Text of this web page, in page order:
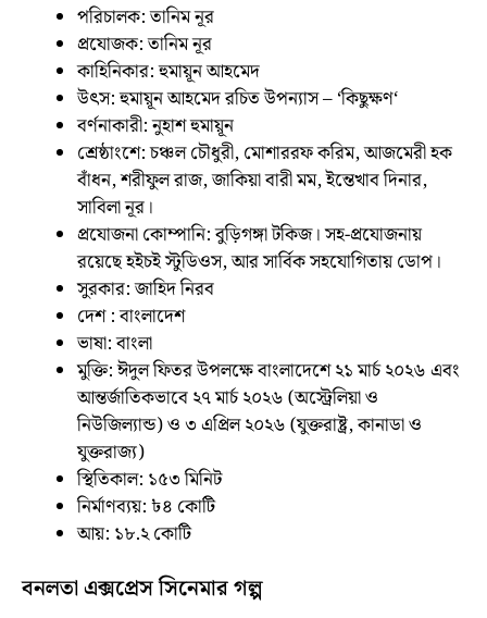
পরিচালক: তানিম নূর
প্রযোজক: তানিম নূর
কাহিনিকার: হুমায়ূন আহমেদ
উৎস: হুমায়ূন আহমেদ রচিত উপন্যাস – ‘কিছুক্ষণ‘
বর্ণনাকারী: নুহাশ হুমায়ূন
শ্রেষ্ঠাংশে: চঞ্চল চৌধুরী, মোশাররফ করিম, আজমেরী হক
বাঁধন, শরীফুল রাজ, জাকিয়া বারী মম, ইন্তেখাব দিনার,
সাবিলা নূর।
প্রযোজনা কোম্পানি: বুড়িগঙ্গা টকিজ। সহ-প্রযোজনায়
রয়েছে হইচই স্টুডিওস, আর সার্বিক সহযোগিতায় ডোপ।
সুরকার: জাহিদ নিরব
দেশ : বাংলাদেশ
ভাষা: বাংলা
মুক্তি: ঈদুল ফিতর উপলক্ষে বাংলাদেশে ২১ মার্চ ২০২৬ এবং
আন্তর্জাতিকভাবে ২৭ মার্চ ২০২৬ (অস্ট্রেলিয়া ও
নিউজিল্যান্ড) ও ৩ এপ্রিল ২০২৬ (যুক্তরাষ্ট্র, কানাডা ও
যুক্তরাজ্য)
স্থিতিকাল: ১৫৩ মিনিট
নির্মাণব্যয়: ৳৪ কোটি
আয়: ১৮.২ কোটি
বনলতা এক্সপ্রেস সিনেমার গল্প